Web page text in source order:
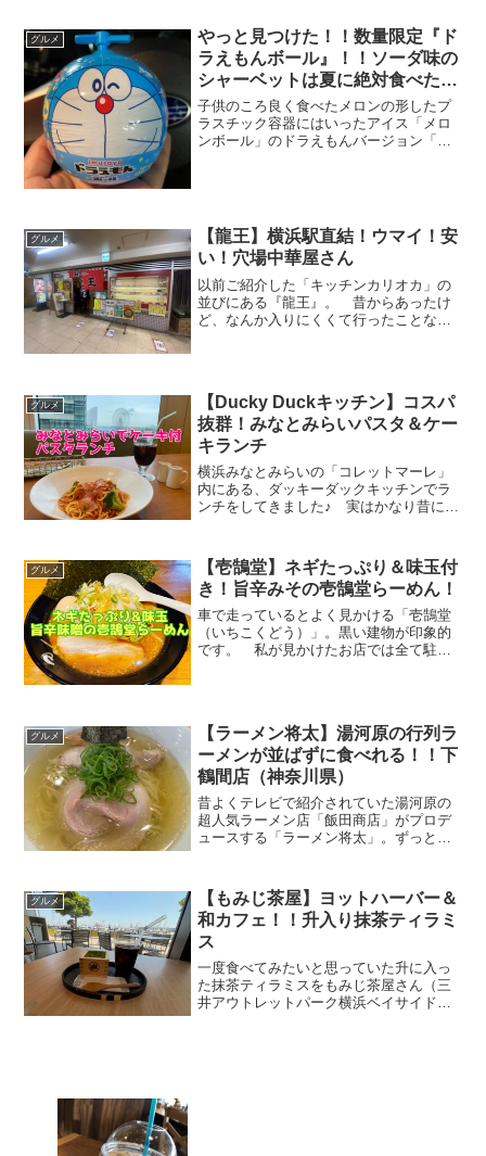
グルメ
やっと見つけた！！数量限定『ド
ラえもんボール』！！ソーダ味の
シャーベットは夏に絶対食べたい
っ！！
子供のころ良く食べたメロンの形したプ
ラスチック容器にはいったアイス「メロ
ンボール」のドラえもんバージョン「ド
グルメ
【龍王】横浜駅直結！ウマイ！安
い！穴場中華屋さん
以前ご紹介した「キッチンカリオカ」の
並びにある『龍王』。 昔からあったけ
ど、なんか入りにくくて行ったことなか
グルメ
【Ducky Duckキッチン】コスパ
抜群！みなとみらいパスタ＆ケー
キランチ
横浜みなとみらいの「コレットマーレ」
内にある、ダッキーダックキッチンでラ
ンチをしてきました♪ 実はかなり昔に都
という印象だったのですが、１０年ぶり
くらいに行ってみたら、...
グルメ
【壱鵠堂】ネギたっぷり＆味玉付
き！旨辛みその壱鵠堂らーめん！
車で走っているとよく見かける「壱鵠堂
（いちこくどう）」。黒い建物が印象的
です。 私が見かけたお店では全て駐車
グルメ
【ラーメン将太】湯河原の行列ラ
ーメンが並ばずに食べれる！！下
鶴間店（神奈川県）
昔よくテレビで紹介されていた湯河原の
超人気ラーメン店「飯田商店」がプロデ
ュースする「ラーメン将太」。ずっと気
月追記） (adsbygoogle = window.ad...
グルメ
【もみじ茶屋】ヨットハーバー＆
和カフェ！！升入り抹茶ティラミ
ス
一度食べてみたいと思っていた升に入っ
た抹茶ティラミスをもみじ茶屋さん（三
井アウトレットパーク横浜ベイサイド）